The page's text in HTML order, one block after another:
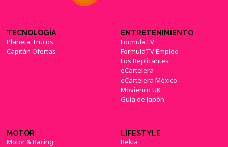
TECNOLOGÍA
Planeta Trucos
Capitán Ofertas
ENTRETENIMIENTO
FormulaTV
FormulaTV Empleo
Los Replicantes
eCartelera
eCartelera México
Movienco UK
Guía de Japón
MOTOR
Motor & Racing
LIFESTYLE
Bekia